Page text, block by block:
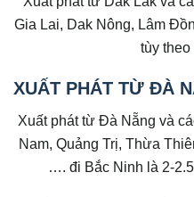
Gia Lai, Dak Nông, Lâm
tùy
XUẤT PHÁT TỪ ĐÀ
Xuất phát từ Đà Nẵng và
Nam, Quảng Trị, Thừa
…. đi Bắc Ninh là 2-